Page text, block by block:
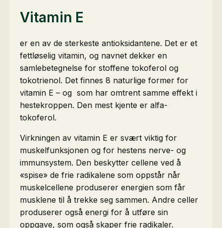
Vitamin E
er en av de sterkeste antioksidantene. Det er et
fettløselig vitamin, og navnet dekker en
samlebetegnelse for stoffene tokoferol og
tokotrienol. Det finnes 8 naturlige former for
vitamin E – og som har omtrent samme effekt i
hestekroppen. Den mest kjente er alfa-
tokoferol.
Virkningen av vitamin E er svært viktig for
muskelfunksjonen og for hestens nerve- og
immunsystem. Den beskytter cellene ved å
«spise» de frie radikalene som oppstår når
muskelcellene produserer energien som får
musklene til å trekke seg sammen. Andre celler
produserer også energi for å utføre sin
oppgave, som også skaper frie radikaler.